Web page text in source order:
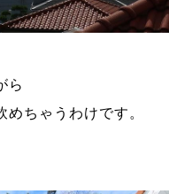
ら
ちゃうわけです。